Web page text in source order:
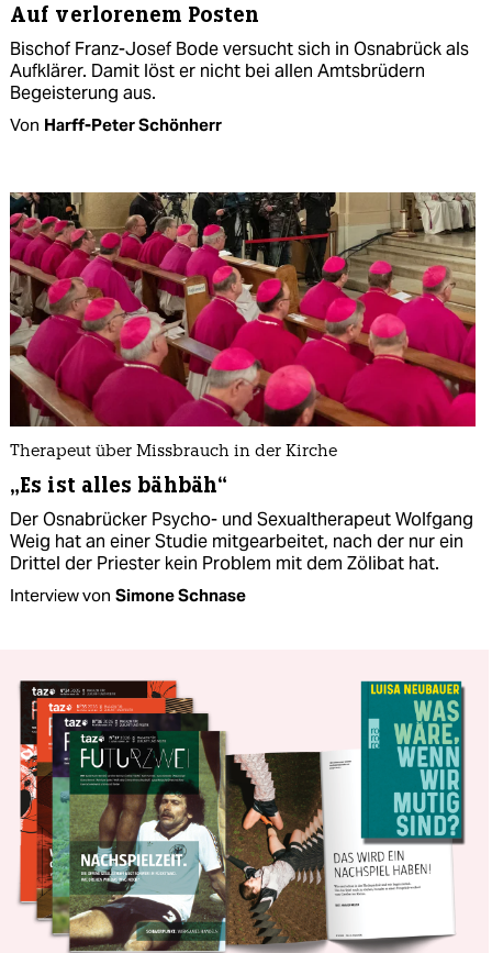
Auf verlorenem Posten
Bischof Franz-Josef Bode versucht sich in Osnabrück als
Aufklärer. Damit löst er nicht bei allen Amtsbrüdern
Begeisterung aus.
Von Harff-Peter Schönherr
Therapeut über Missbrauch in der Kirche
„Es ist alles bähbäh“
Der Osnabrücker Psycho- und Sexualtherapeut Wolfgang
Weig hat an einer Studie mitgearbeitet, nach der nur ein
Drittel der Priester kein Problem mit dem Zölibat hat.
Interview von Simone Schnase